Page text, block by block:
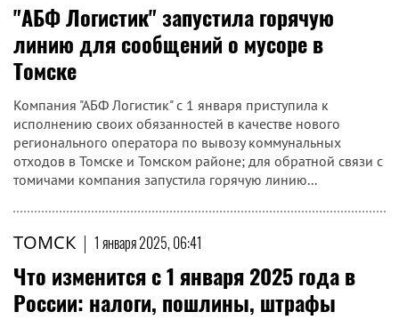
"АБФ Логистик" запустила горячую
линию для сообщений о мусоре в
Томске
Компания "АБФ Логистик" с 1 января приступила к
исполнению своих обязанностей в качестве нового
регионального оператора по вывозу коммунальных
отходов в Томске и Томском районе; для обратной связи с
томичами компания запустила горячую линию...
ТОМСК | 1 января 2025, 06:41
Что изменится с 1 января 2025 года в
России: налоги, пошлины, штрафы